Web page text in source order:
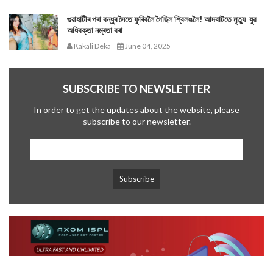
গুৱাহাটীৰ পৰা বন্ধুৰ সৈতে ফুৰিবলৈ গৈছিল শ্বিলঙলৈ! আদবাটতে মৃত্যু যুৱ
অধিবক্তা নম্ৰতা বৰা
Kakali Deka June 04, 2025
SUBSCRIBE TO NEWSLETTER
In order to get the updates about the website, please
subscribe to our newsletter.